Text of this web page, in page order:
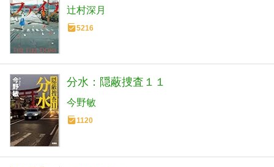
辻村深月
5216
分水：隠蔽捜査１１
今野敏
1120